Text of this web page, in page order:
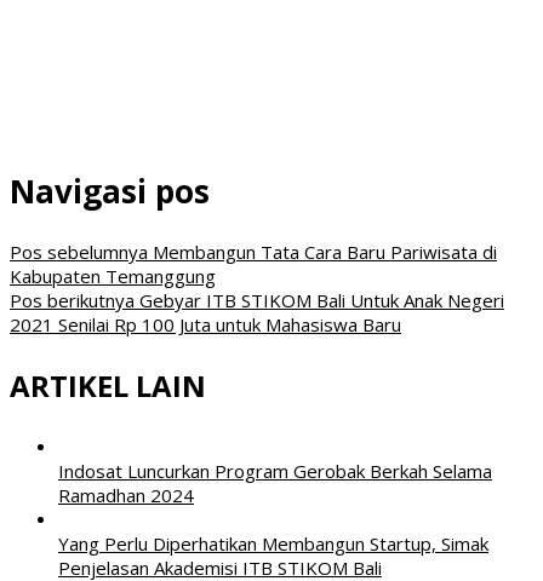
Navigasi pos
Pos sebelumnya Membangun Tata Cara Baru Pariwisata di
Kabupaten Temanggung
Pos berikutnya Gebyar ITB STIKOM Bali Untuk Anak Negeri
2021 Senilai Rp 100 Juta untuk Mahasiswa Baru
ARTIKEL LAIN
Indosat Luncurkan Program Gerobak Berkah Selama
Ramadhan 2024
Yang Perlu Diperhatikan Membangun Startup, Simak
Penjelasan Akademisi ITB STIKOM Bali